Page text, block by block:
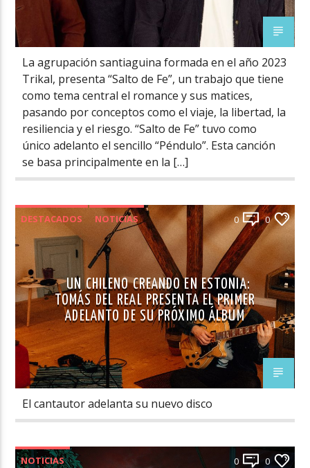
La agrupación santiaguina formada en el año 2023
Trikal, presenta “Salto de Fe”, un trabajo que tiene
como tema central el romance y sus matices,
pasando por conceptos como el viaje, la libertad, la
resiliencia y el riesgo. “Salto de Fe” tuvo como
único adelanto el sencillo “Péndulo”. Esta canción
se basa principalmente en la […]
DESTACADOS NOTICIAS 0 0
UN CHILENO CREANDO EN ESTONIA:
TOMÁS DEL REAL PRESENTA EL PRIMER
ADELANTO DE SU PRÓXIMO ÁLBUM
El cantautor adelanta su nuevo disco
NOTICIAS 0 0